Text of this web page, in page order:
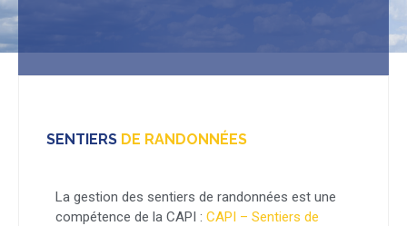
SENTIERS DE RANDONNÉES
La gestion des sentiers de randonnées est une
compétence de la CAPI : CAPI – Sentiers de